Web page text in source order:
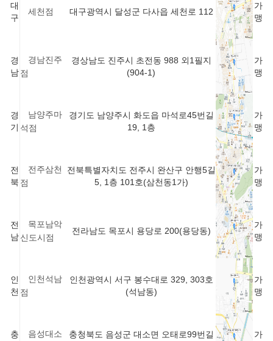
대
구
세천점 대구광역시 달성군 다사읍 세천로 112
가
맹
경
남
경남진주
점
경상남도 진주시 초전동 988 외1필지
(904-1)
가
맹
경
기
남양주마
석점
경기도 남양주시 화도읍 마석로45번길
19, 1층
가
맹
전
북
전주삼천
점
전북특별자치도 전주시 완산구 안행5길
5, 1층 101호(삼천동1가)
가
맹
전
남
목포남악
신도시점
전라남도 목포시 용당로 200(용당동)
가
맹
인
천
인천석남
점
인천광역시 서구 봉수대로 329, 303호
(석남동)
가
맹
충
음성대소
충청북도 음성군 대소면 오태로99번길
가